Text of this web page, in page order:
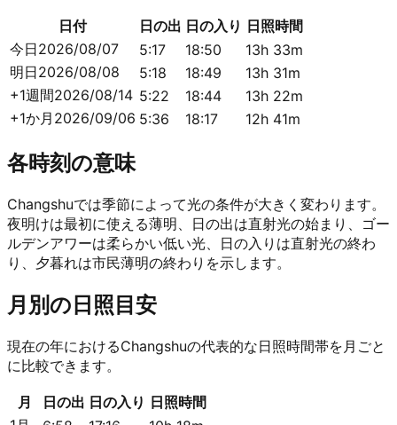
日付 日の出 日の入り 日照時間
今日2026/08/07 5:17 18:50
13h 33m
明日2026/08/08 5:18 18:49
13h 31m
+1週間2026/08/14 5:22 18:44
13h 22m
+1か月 2026/09/06 5:36 18:17 12h 41m
各時刻の意味
Changshuでは季節によって光の条件が大きく変わります。
夜明けは最初に使える薄明、日の出は直射光の始まり、ゴー
ルデンアワーは柔らかい低い光、日の入りは直射光の終わ
り、夕暮れは市民薄明の終わりを示します。
月別の日照目安
現在の年におけるChangshuの代表的な日照時間帯を月ごと
に比較できます。
月 日の出 日の入り 日照時間